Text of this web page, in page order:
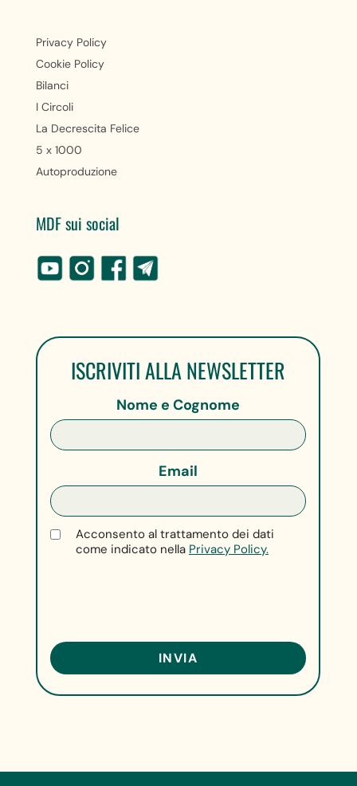
Privacy Policy
Cookie Policy
Bilanci
I Circoli
La Decrescita Felice
5 x 1000
Autoproduzione
MDF sui social
ISCRIVITI ALLA NEWSLETTER
Nome e Cognome
Email
Acconsento al trattamento dei dati
come indicato nella Privacy Policy.